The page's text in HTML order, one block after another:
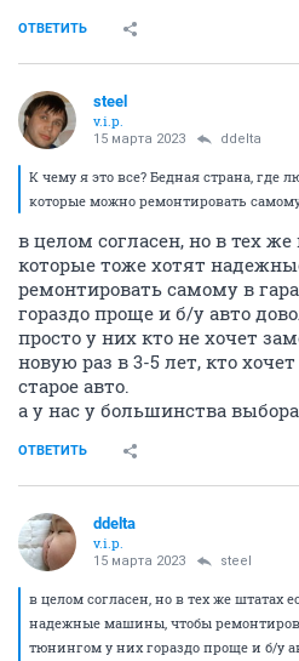
ОТВЕТИТЬ
steel
v.i.p.
15 марта 2023 ddelta
К чему я это все? Бедная страна,
которые можно ремонтировать
в целом согласен, но в тех
которые тоже хотят
ремонтировать самому в
гораздо проще и б/у авто
просто у них кто не хочет
новую раз в 3-5 лет, кто
старое авто.
а у нас у большинства выбора
ОТВЕТИТЬ
ddelta
v.i.p.
15 марта 2023 steel
в целом согласен, но в тех же штатах
надежные машины, чтобы
тюнингом у них гораздо проще и б/у